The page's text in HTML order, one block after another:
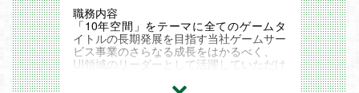
職務内容
「10年空間」をテーマに全てのゲームタ
イトルの長期発展を目指す当社ゲームサー
ビス事業のさらなる成長をはかるべく、
UI領域のリーダーとして活躍していただけ